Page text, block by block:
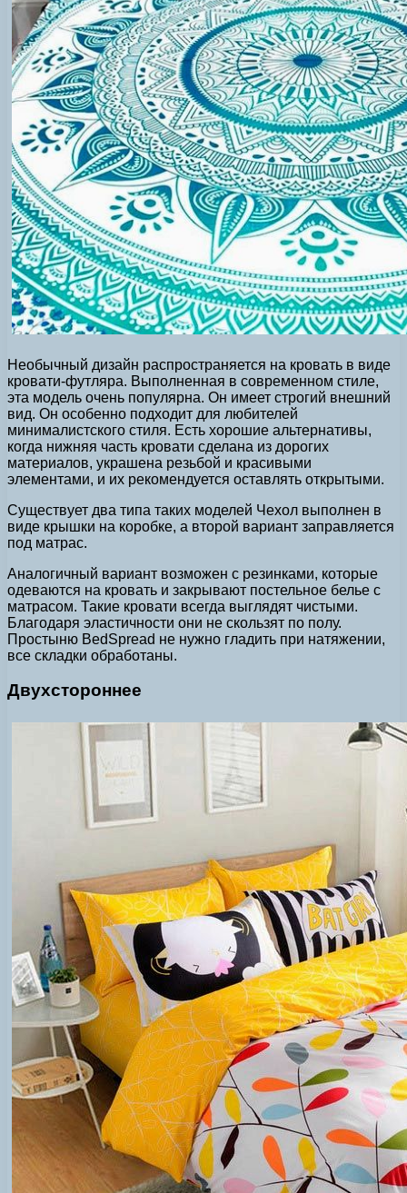
Необычный дизайн распространяется на кровать в виде
кровати-футляра. Выполненная в современном стиле,
эта модель очень популярна. Он имеет строгий внешний
вид. Он особенно подходит для любителей
минималистского стиля. Есть хорошие альтернативы,
когда нижняя часть кровати сделана из дорогих
материалов, украшена резьбой и красивыми
элементами, и их рекомендуется оставлять открытыми.
Существует два типа таких моделей Чехол выполнен в
виде крышки на коробке, а второй вариант заправляется
под матрас.
Аналогичный вариант возможен с резинками, которые
одеваются на кровать и закрывают постельное белье с
матрасом. Такие кровати всегда выглядят чистыми.
Благодаря эластичности они не скользят по полу.
Простыню BedSpread не нужно гладить при натяжении,
все складки обработаны.
Двухстороннее